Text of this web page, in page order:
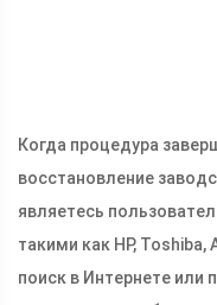
Когда процедура
восстановление
являетесь
такими как HP,
поиск в Интернете или